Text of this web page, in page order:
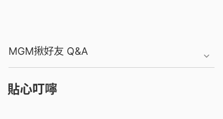
MGM揪好友 Q&A
我要怎麼成為推薦人?
貼心叮嚀